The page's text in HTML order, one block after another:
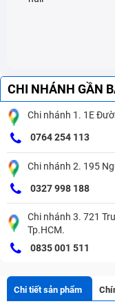
CHI NHÁNH GẦN
Chi nhánh 1. 1E
0764 254 113
Chi nhánh 2. 195
0327 998 188
Chi nhánh 3. 721
Tp.HCM.
0835 001 511
Chi tiết sản phẩm